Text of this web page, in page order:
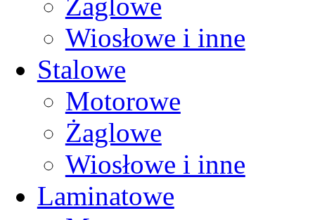
Wiosłowe i inne
Stalowe
Motorowe
Żaglowe
Wiosłowe i inne
Laminatowe